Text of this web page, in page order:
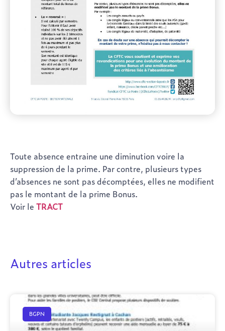
Toute absence entraine une diminution voire la
suppression de la prime. Par contre, plusieurs types
d’absences ne sont pas décomptées, elles ne modifient
pas le montant de la prime Bonus.
Voir le TRACT
Autres articles
BGPN